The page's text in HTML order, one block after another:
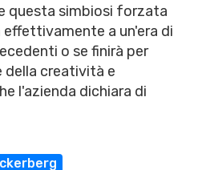
questa simbiosi forzata
a un'era di
o se finirà per
della creatività e
l'azienda dichiara di